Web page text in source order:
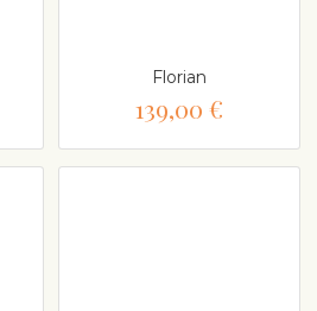
Florian
139,00 €